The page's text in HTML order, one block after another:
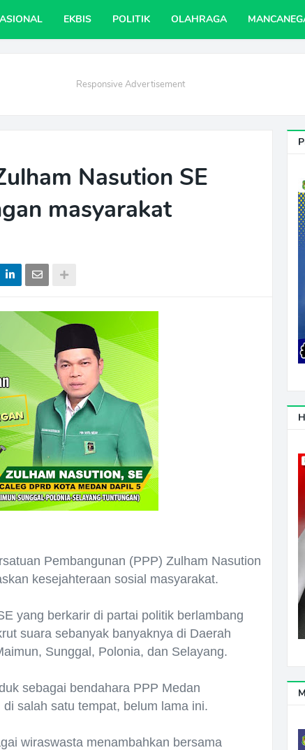
EKBIS POLITIK OLAHRAGA
Responsive Advertisement
Nasution SE
masyarakat
Pembangunan (PPP) Zulham Nasution
kesejahteraan sosial masyarakat.
yang berkarir di partai politik berlambang
suara sebanyak banyaknya di Daerah
Sunggal, Polonia, dan Selayang.
sebagai bendahara PPP Medan
salah satu tempat, belum lama ini.
wiraswasta menambahkan bersama